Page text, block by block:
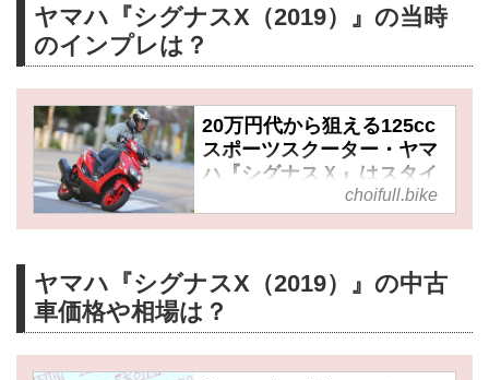
ヤマハ『シグナスX（2019）』の当時
のインプレは？
20万円代から狙える125cc
スポーツスクーター・ヤマ
ハ『シグナスＸ』はスタイ
リング・走行性能ともに成
熟した優秀なシティーコミ
choifull.bike
ヤマハ『シグナスX（2019）』の中古
車価格や相場は？